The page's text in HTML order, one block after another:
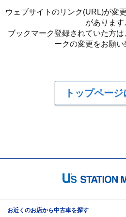
ウェブサイトのリンク(URL)が変
があります
ブックマーク登録されていた方
ークの変更をお願い
トップペー
お近くのお店から中古車を探す